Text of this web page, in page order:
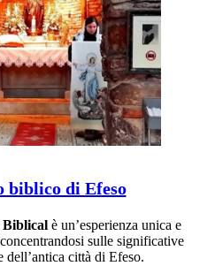
biblico di Efeso
Biblical è un’esperienza unica e
sulle significative
dell’antica città di Efeso.